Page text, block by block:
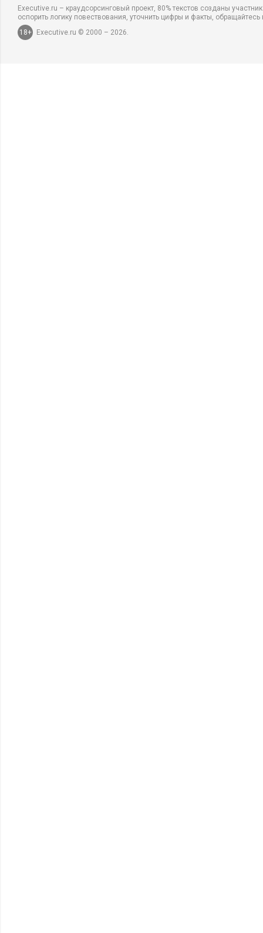
Executive.ru – краудсорсинговый проект, 80% текстов созданы
оспорить логику повествования, уточнить цифры и факты,
18+
Executive.ru © 2000 – 2026.